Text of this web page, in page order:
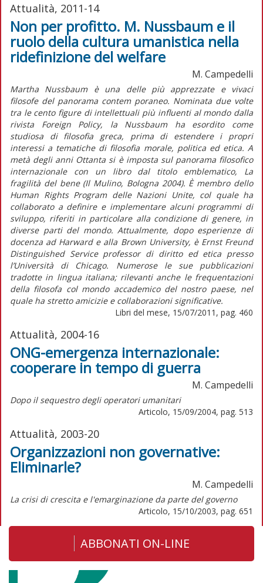
Attualità, 2011-14
Non per profitto. M. Nussbaum e il
ruolo della cultura umanistica nella
ridefinizione del welfare
M. Campedelli
Martha Nussbaum è una delle più apprezzate e vivaci
filosofe del panorama contem poraneo. Nominata due volte
tra le cento figure di intellettuali più influenti al mondo dalla
rivista Foreign Policy, la Nussbaum ha esordito come
studiosa di filosofia greca, prima di estendere i propri
interessi a tematiche di filosofia morale, politica ed etica. A
metà degli anni Ottanta si è imposta sul panorama filosofico
internazionale con un libro dal titolo emblematico, La
fragilità del bene (Il Mulino, Bologna 2004). È membro dello
Human Rights Program delle Nazioni Unite, col quale ha
collaborato a definire e implementare alcuni programmi di
sviluppo, riferiti in particolare alla condizione di genere, in
diverse parti del mondo. Attualmente, dopo esperienze di
docenza ad Harward e alla Brown University, è Ernst Freund
Distinguished Service professor di diritto ed etica presso
l’Università di Chicago. Numerose le sue pubblicazioni
tradotte in lingua italiana; rilevanti anche le frequentazioni
della filosofa col mondo accademico del nostro paese, nel
quale ha stretto amicizie e collaborazioni significative.
Libri del mese, 15/07/2011, pag. 460
Attualità, 2004-16
ONG-emergenza internazionale:
cooperare in tempo di guerra
M. Campedelli
Dopo il sequestro degli operatori umanitari
Articolo, 15/09/2004, pag. 513
Attualità, 2003-20
Organizzazioni non governative:
Eliminarle?
M. Campedelli
La crisi di crescita e l'emarginazione da parte del governo
Articolo, 15/10/2003, pag. 651
ABBONATI ON-LINE